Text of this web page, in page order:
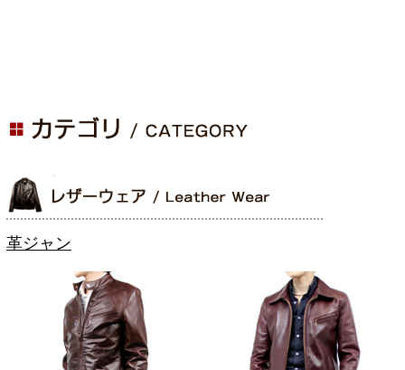
革ジャン